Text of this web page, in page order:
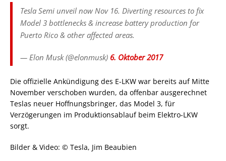
Tesla Semi unveil now Nov 16. Diverting resources to fix
Model 3 bottlenecks & increase battery production for
Puerto Rico & other affected areas.
— Elon Musk (@elonmusk) 6. Oktober 2017
Die offizielle Ankündigung des E-LKW war bereits auf Mitte
November verschoben wurden, da offenbar ausgerechnet
Teslas neuer Hoffnungsbringer, das Model 3, für
Verzögerungen im Produktionsablauf beim Elektro-LKW
sorgt.
Bilder & Video: © Tesla, Jim Beaubien